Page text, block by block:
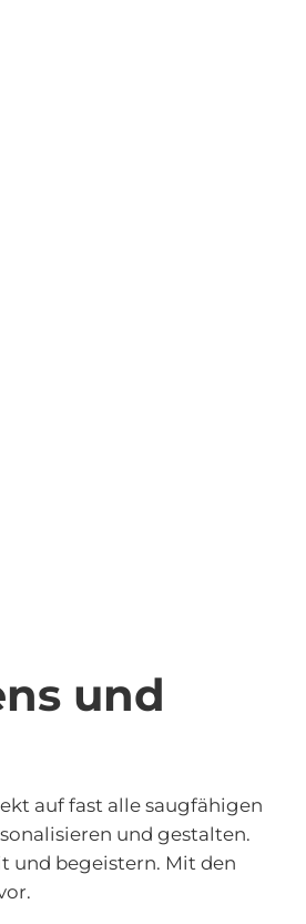
und
auf fast alle saugfähigen
und gestalten.
und begeistern. Mit den